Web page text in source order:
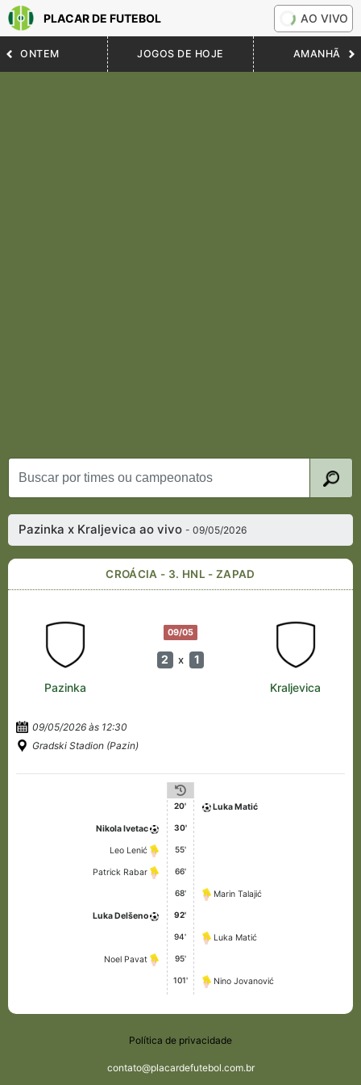
PLACAR DE FUTEBOL AO VIVO
ONTEM JOGOS DE HOJE AMANHÃ
Pazinka x Kraljevica ao vivo- 09/05/2026
CROÁCIA - 3. HNL - ZAPAD
09/05
2 x 1
Pazinka Kraljevica
09/05/2026 às 12:30
Gradski Stadion (Pazin)
20' Luka Matić
Nikola Ivetac 30'
Leo Lenić 55'
Patrick Rabar 66'
68' Marin Talajić
Luka Delšeno 92'
94' Luka Matić
Noel Pavat 95'
101' Nino Jovanović
Política de privacidade
contato@placardefutebol.com.br